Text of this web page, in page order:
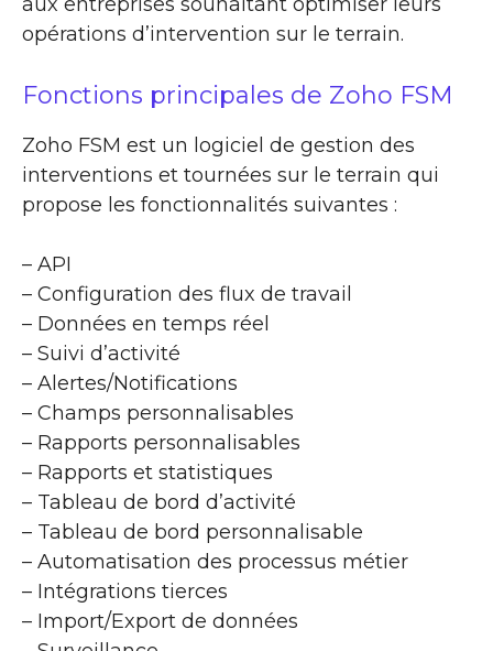
opérations d’intervention sur le terrain.
Fonctions principales de Zoho FSM
Zoho FSM est un logiciel de gestion des
interventions et tournées sur le terrain qui
propose les fonctionnalités suivantes :
– API
– Configuration des flux de travail
– Données en temps réel
– Suivi d’activité
– Alertes/Notifications
– Champs personnalisables
– Rapports personnalisables
– Rapports et statistiques
– Tableau de bord d’activité
– Tableau de bord personnalisable
– Automatisation des processus métier
– Intégrations tierces
– Import/Export de données